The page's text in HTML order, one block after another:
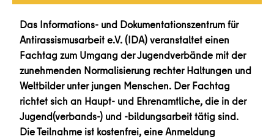
Das Informations- und Dokumentationszentrum für
Antirassismusarbeit e.V. (IDA) veranstaltet einen
Fachtag zum Umgang der Jugendverbände mit der
zunehmenden Normalisierung rechter Haltungen und
Weltbilder unter jungen Menschen. Der Fachtag
richtet sich an Haupt- und Ehrenamtliche, die in der
Jugend(verbands-) und -bildungsarbeit tätig sind.
Die Teilnahme ist kostenfrei, eine Anmeldung